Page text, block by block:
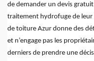
de demander un devis
traitement hydrofuge de
de toiture Azur donne des
et n’engage pas les
derniers de prendre une